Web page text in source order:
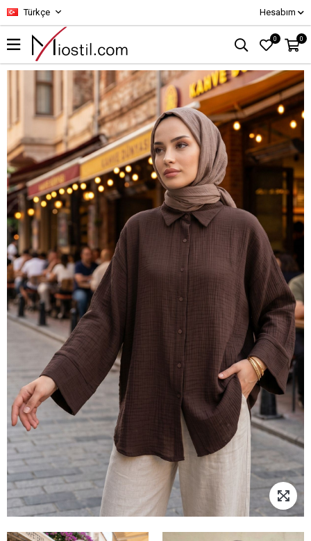
Türkçe Hesabım
0 0